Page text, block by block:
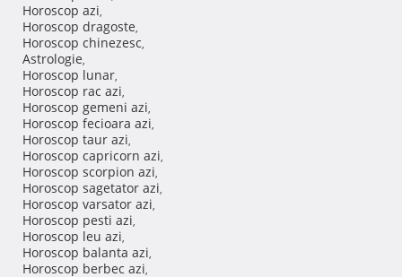
Horoscop azi,
Horoscop dragoste,
Horoscop chinezesc,
Astrologie,
Horoscop lunar,
Horoscop rac azi,
Horoscop gemeni azi,
Horoscop fecioara azi,
Horoscop taur azi,
Horoscop capricorn azi,
Horoscop scorpion azi,
Horoscop sagetator azi,
Horoscop varsator azi,
Horoscop pesti azi,
Horoscop leu azi,
Horoscop balanta azi,
Horoscop berbec azi,